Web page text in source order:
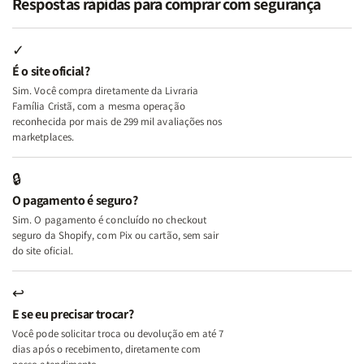
Minhas
Lutas
e
Deus
+
A
Mulher
Lar
Minhas
Lutas
+
A
Lar
Mulher
Segundo
Mulher
Segundo
✓
É o site oficial?
Sim. Você compra diretamente da Livraria
Família Cristã, com a mesma operação
reconhecida por mais de 299 mil avaliações nos
marketplaces.
🔒
O pagamento é seguro?
Sim. O pagamento é concluído no checkout
seguro da Shopify, com Pix ou cartão, sem sair
do site oficial.
↩
E se eu precisar trocar?
Você pode solicitar troca ou devolução em até 7
dias após o recebimento, diretamente com